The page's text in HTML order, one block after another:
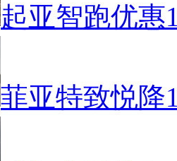
起亚智跑优惠
菲亚特致悦降